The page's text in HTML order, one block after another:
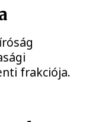
frakciója.